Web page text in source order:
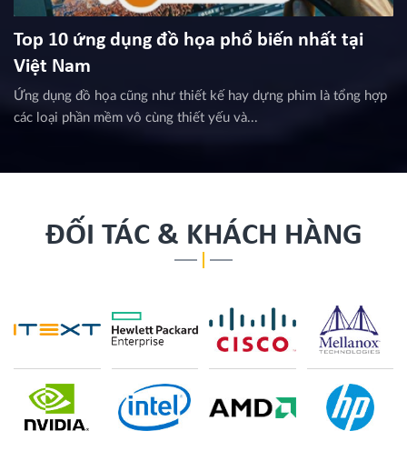
Top 10 ứng dụng đồ họa phổ biến nhất tại
Việt Nam
Ứng dụng đồ họa cũng như thiết kế hay dựng phim là tổng hợp
các loại phần mềm vô cùng thiết yếu và...
ĐỐI TÁC & KHÁCH HÀNG